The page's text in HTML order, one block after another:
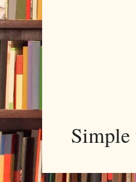
Simple